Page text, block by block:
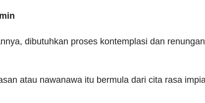
dibutuhkan proses kontemplasi dan
atau nawanawa itu bermula dari cita rasa